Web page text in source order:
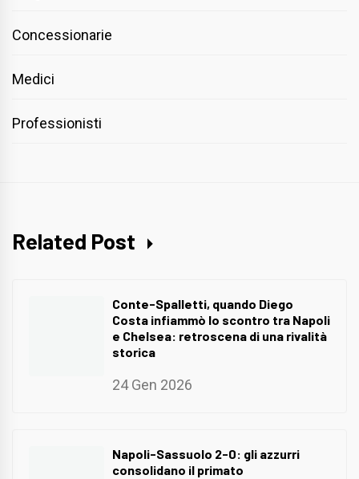
Concessionarie
Medici
Professionisti
Related Post
Conte-Spalletti, quando Diego
Costa infiammò lo scontro tra Napoli
e Chelsea: retroscena di una rivalità
storica
24 Gen 2026
Napoli-Sassuolo 2-0: gli azzurri
consolidano il primato